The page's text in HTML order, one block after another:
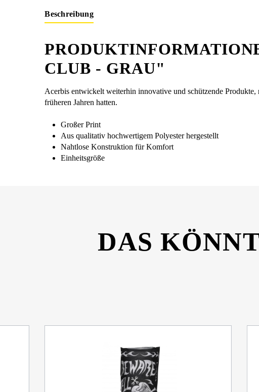
Beschreibung
CLUB - GRAU"
Acerbis entwickelt weiterhin innovative und schützende
früheren Jahren hatten.
Großer Print
Aus qualitativ hochwertigem Polyester hergestellt
Nahtlose Konstruktion für Komfort
Einheitsgröße
DAS